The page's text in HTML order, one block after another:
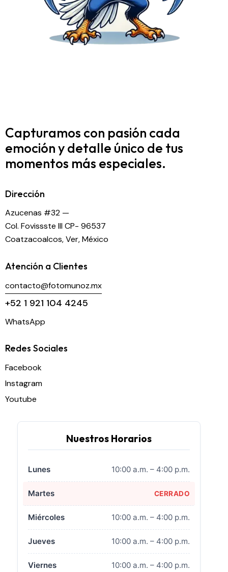
Capturamos con pasión cada
emoción y detalle único de tus
momentos más especiales.
Dirección
Azucenas #32 —
Col. Fovissste III CP- 96537
Coatzacoalcos, Ver, México
Atención a Clientes
contacto@fotomunoz.mx
+52 1 921 104 4245
WhatsApp
Redes Sociales
Facebook
Instagram
Youtube
Nuestros Horarios
Lunes 10:00 a.m. – 4:00 p.m.
Martes CERRADO
Miércoles 10:00 a.m. – 4:00 p.m.
Jueves 10:00 a.m. – 4:00 p.m.
Viernes 10:00 a.m. – 4:00 p.m.